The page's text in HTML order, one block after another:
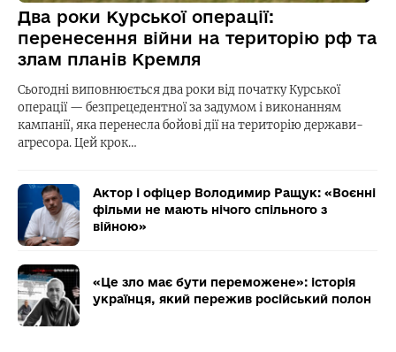
Два роки Курської операції:
перенесення війни на територію рф та
злам планів Кремля
Сьогодні виповнюється два роки від початку Курської
операції — безпрецедентної за задумом і виконанням
кампанії, яка перенесла бойові дії на територію держави-
агресора. Цей крок…
Актор і офіцер Володимир Ращук: «Воєнні
фільми не мають нічого спільного з
війною»
«Це зло має бути переможене»: історія
українця, який пережив російський полон